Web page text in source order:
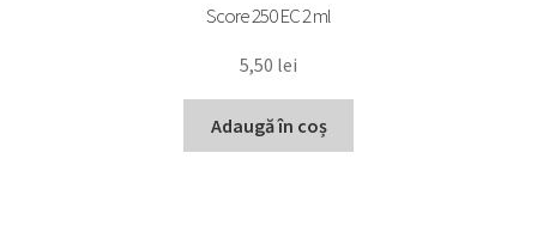
Score 250 EC 2 ml
5,50 lei
Adaugă în coș